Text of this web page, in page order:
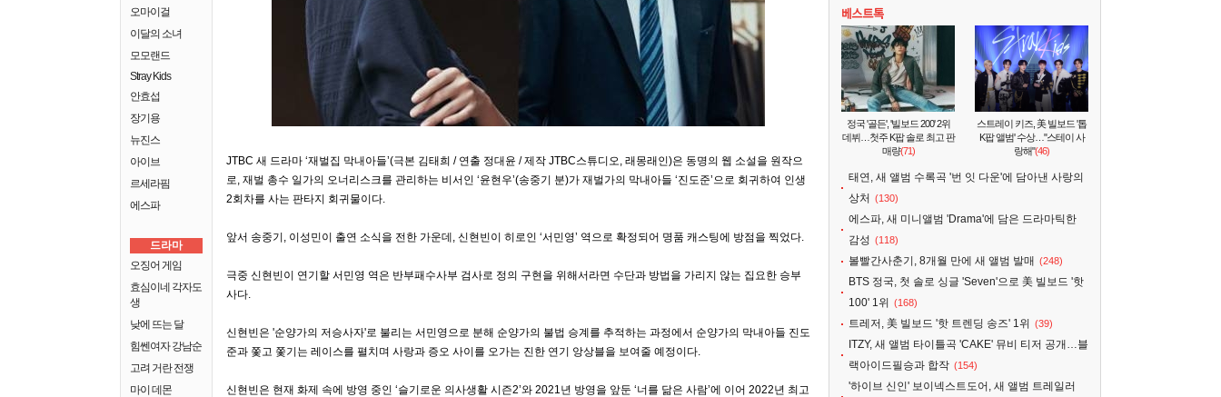
오마이걸
이달의 소녀
모모랜드
Stray Kids
안효섭
장기용
뉴진스
아이브
르세라핌
에스파
드라마
오징어 게임
효심이네 각자도
생
낮에 뜨는 달
힘쎈여자 강남순
고려 거란 전쟁
마이 데몬
JTBC 새 드라마 ‘재벌집 막내아들’(극본 김태희 / 연출 정대윤 / 제작 JTBC스튜디오, 래몽래인)은 동명의 웹 소설을 원작으
로, 재벌 총수 일가의 오너리스크를 관리하는 비서인 ‘윤현우’(송중기 분)가 재벌가의 막내아들 ‘진도준’으로 회귀하여 인생
2회차를 사는 판타지 회귀물이다.
앞서 송중기, 이성민이 출연 소식을 전한 가운데, 신현빈이 히로인 ‘서민영’ 역으로 확정되어 명품 캐스팅에 방점을 찍었다.
극중 신현빈이 연기할 서민영 역은 반부패수사부 검사로 정의 구현을 위해서라면 수단과 방법을 가리지 않는 집요한 승부
사다.
신현빈은 '순양가의 저승사자'로 불리는 서민영으로 분해 순양가의 불법 승계를 추적하는 과정에서 순양가의 막내아들 진도
준과 쫓고 쫓기는 레이스를 펼치며 사랑과 증오 사이를 오가는 진한 연기 앙상블을 보여줄 예정이다.
신현빈은 현재 화제 속에 방영 중인 ‘슬기로운 의사생활 시즌2’와 2021년 방영을 앞둔 ‘너를 닮은 사람’에 이어 2022년 최고
정국 '골든', '빌보드 200' 2위
데뷔…첫주 K팝 솔로 최고 판
매량(71)
스트레이 키즈, 美 빌보드 '톱
K팝 앨범' 수상…"스테이 사
랑해"(46)
태연, 새 앨범 수록곡 '번 잇 다운'에 담아낸 사랑의
상처 (130)
에스파, 새 미니앨범 'Drama'에 담은 드라마틱한
감성 (118)
볼빨간사춘기, 8개월 만에 새 앨범 발매 (248)
BTS 정국, 첫 솔로 싱글 'Seven'으로 美 빌보드 '핫
100' 1위
(168)
트레저, 美 빌보드 '핫 트렌딩 송즈' 1위 (39)
ITZY, 새 앨범 타이틀곡 'CAKE' 뮤비 티저 공개…블
랙아이드필승과 합작 (154)
'하이브 신인' 보이넥스트도어, 새 앨범 트레일러